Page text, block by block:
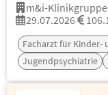
m&i-
29.07.2026
Facharzt für Kinder-
Jugendpsychiatrie